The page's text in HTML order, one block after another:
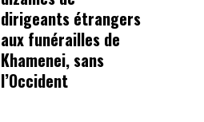
dirigeants étrangers
aux funérailles de
Khamenei, sans
l’Occident